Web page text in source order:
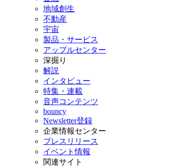
地域創生
不動産
宇宙
製品・サービス
アップルセンター
深掘り
解説
インタビュー
特集・連載
音声コンテンツ
bouncy
Newsletter登録
企業情報センター
プレスリリース
イベント情報
関連サイト